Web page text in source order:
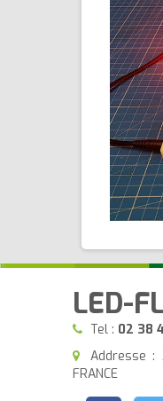
LED-
Tel : 02 38
Addresse :
FRANCE